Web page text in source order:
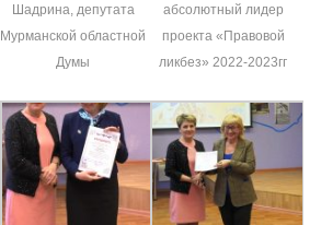
Шадрина, депутата
Мурманской областной
Думы
абсолютный лидер
проекта «Правовой
ликбез» 2022-2023гг